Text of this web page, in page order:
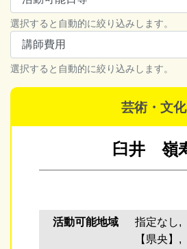
選択すると自動的に絞り込みします。
選択すると自動的に絞り込みします。
芸術・文化
臼井 嶺
活動可能地域
指定なし,
【県央】,